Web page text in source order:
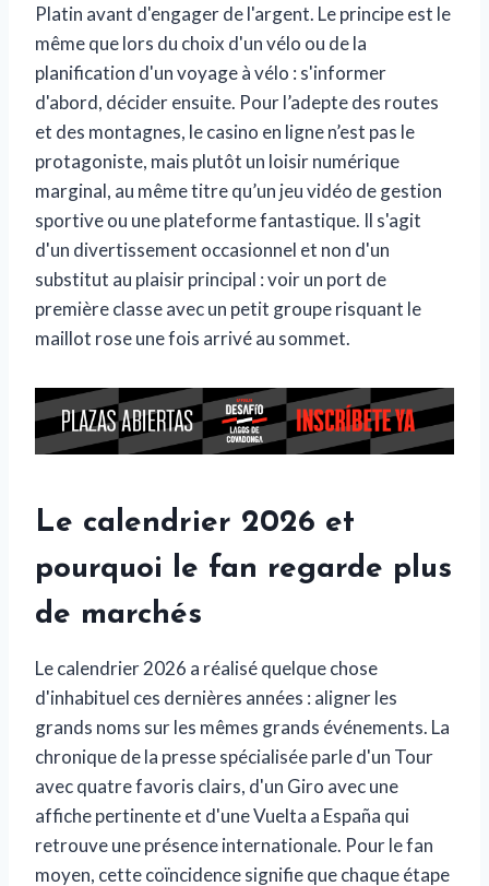
Platin avant d'engager de l'argent. Le principe est le
même que lors du choix d'un vélo ou de la
planification d'un voyage à vélo : s'informer
d'abord, décider ensuite. Pour l’adepte des routes
et des montagnes, le casino en ligne n’est pas le
protagoniste, mais plutôt un loisir numérique
marginal, au même titre qu’un jeu vidéo de gestion
sportive ou une plateforme fantastique. Il s'agit
d'un divertissement occasionnel et non d'un
substitut au plaisir principal : voir un port de
première classe avec un petit groupe risquant le
maillot rose une fois arrivé au sommet.
Le calendrier 2026 et
pourquoi le fan regarde plus
de marchés
Le calendrier 2026 a réalisé quelque chose
d'inhabituel ces dernières années : aligner les
grands noms sur les mêmes grands événements. La
chronique de la presse spécialisée parle d'un Tour
avec quatre favoris clairs, d'un Giro avec une
affiche pertinente et d'une Vuelta a España qui
retrouve une présence internationale. Pour le fan
moyen, cette coïncidence signifie que chaque étape